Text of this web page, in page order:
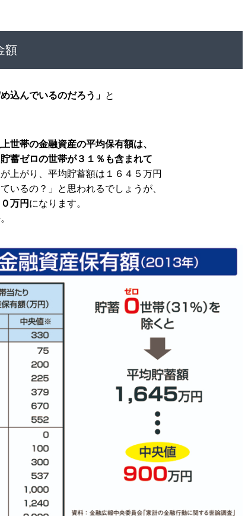
額
込んでいるのだろう」 と
世帯の金融資産の平均保有額は、
蓄ゼロの世帯が３１％も含まれて
上がり、平均貯蓄額は１６４５万円
いるの？」と思われるでしょうが、
万円 になります。